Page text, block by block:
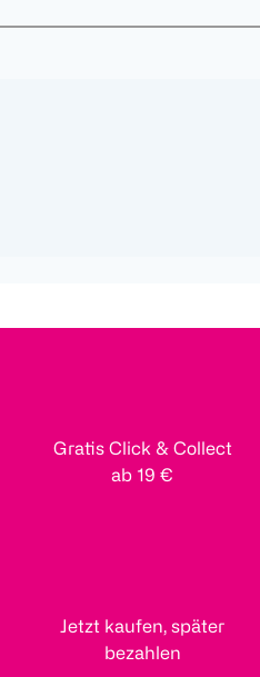
Gratis Click & Collect
ab 19 €
Jetzt kaufen, später
bezahlen